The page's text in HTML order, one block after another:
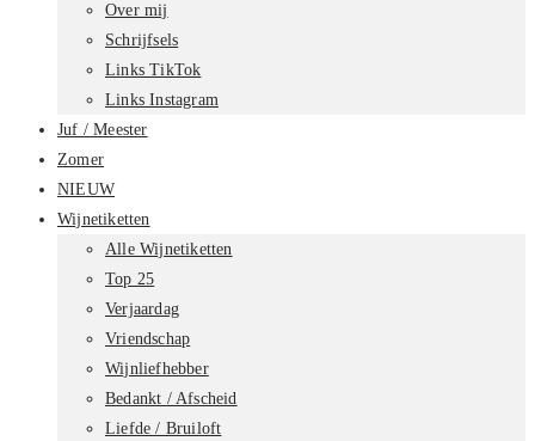
Over mij
Schrijfsels
Links TikTok
Links Instagram
Juf / Meester
Zomer
NIEUW
Wijnetiketten
Alle Wijnetiketten
Top 25
Verjaardag
Vriendschap
Wijnliefhebber
Bedankt / Afscheid
Liefde / Bruiloft